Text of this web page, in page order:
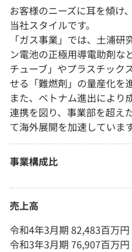
お客様のニーズに耳を傾け
当社スタイルです。
「ガス事業」では、土浦
ン電池の正極用導電助剤な
チューブ」やプラスチック
せる「難燃剤」の量産化を
また、ベトナム進出により
連携を図り、事業部を超え
て海外展開を加速しています
事業構成比
売上高
令和4年3月期 82,483百万円
令和3年3月期 76,907百万円